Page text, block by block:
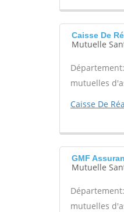
Caisse De
Mutuelle
mutuelles
Caisse De
GMF
Mutuelle
mutuelles